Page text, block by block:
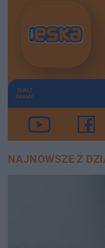
TERAZ
GRAMY
NAJNOWSZE Z